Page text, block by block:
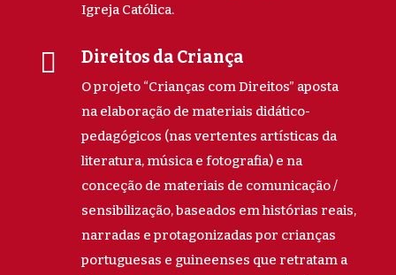
Igreja Católica.
 Direitos da Criança
O projeto “Crianças com Direitos” aposta
na elaboração de materiais didático-
pedagógicos (nas vertentes artísticas da
literatura, música e fotografia) e na
conceção de materiais de comunicação /
sensibilização, baseados em histórias reais,
narradas e protagonizadas por crianças
portuguesas e guineenses que retratam a